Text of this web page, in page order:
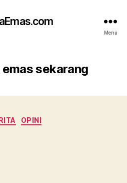
Menu
emas sekarang
Kategori
OPINI